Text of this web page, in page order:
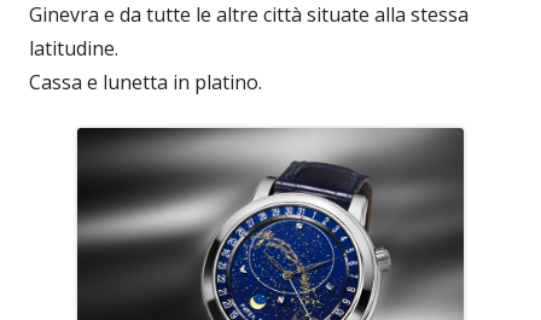
Ginevra e da tutte le altre città situate alla stessa
latitudine.
Cassa e lunetta in platino.